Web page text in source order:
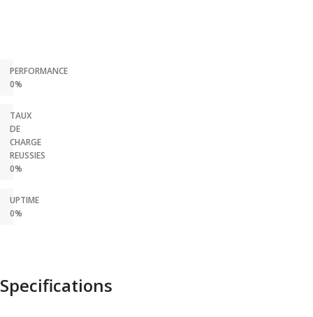
PERFORMANCE
0%
TAUX
DE
CHARGE
REUSSIES
0%
UPTIME
0%
Specifications